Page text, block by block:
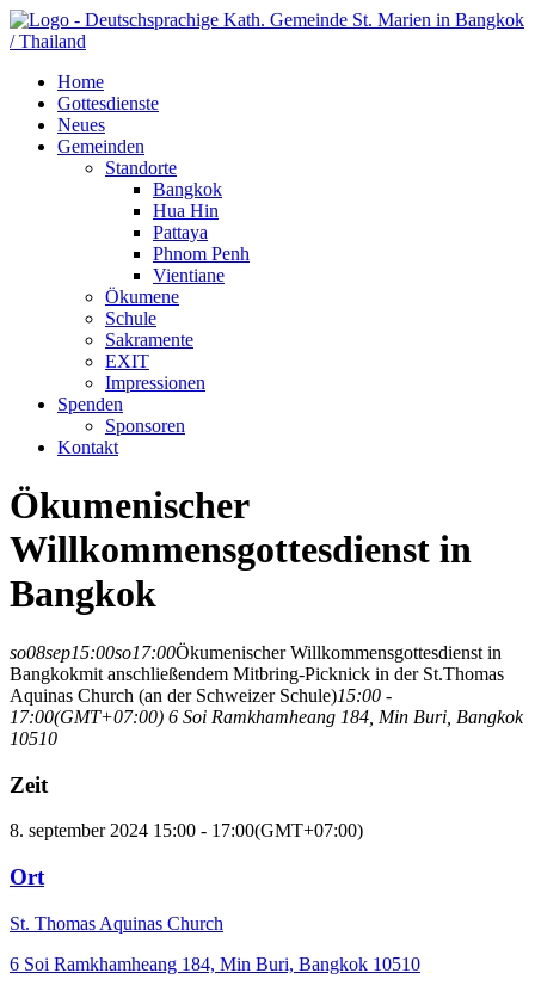
Home
Gottesdienste
Neues
Gemeinden
Standorte
Bangkok
Hua Hin
Pattaya
Phnom Penh
Vientiane
Ökumene
Schule
Sakramente
EXIT
Impressionen
Spenden
Sponsoren
Kontakt
Ökumenischer
Willkommensgottesdienst in
Bangkok
so08sep15:00so17:00Ökumenischer Willkommensgottesdienst in
Bangkokmit anschließendem Mitbring-Picknick in der St.Thomas
Aquinas Church (an der Schweizer Schule)15:00 -
17:00(GMT+07:00) 6 Soi Ramkhamheang 184, Min Buri, Bangkok
10510
Zeit
8. september 2024 15:00 - 17:00(GMT+07:00)
Ort
St. Thomas Aquinas Church
6 Soi Ramkhamheang 184, Min Buri, Bangkok 10510